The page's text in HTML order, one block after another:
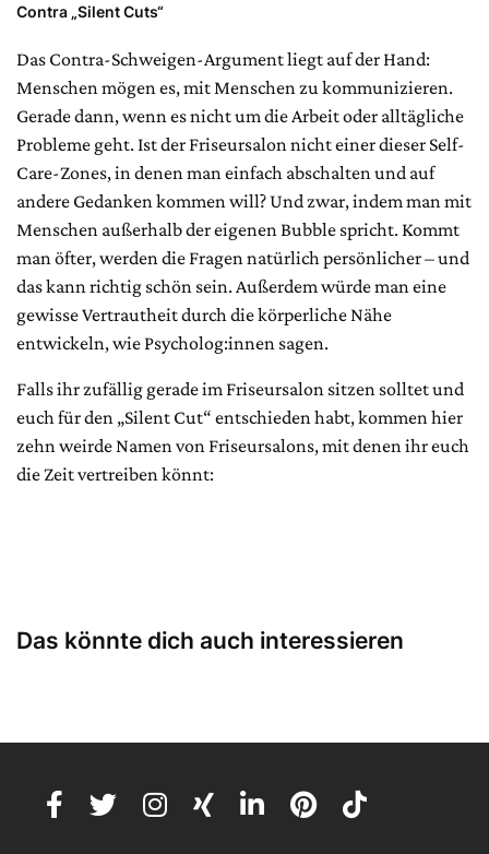
Contra „Silent Cuts“
Das Contra-Schweigen-Argument liegt auf der Hand:
Menschen mögen es, mit Menschen zu kommunizieren.
Gerade dann, wenn es nicht um die Arbeit oder alltägliche
Probleme geht. Ist der Friseursalon nicht einer dieser Self-
Care-Zones, in denen man einfach abschalten und auf
andere Gedanken kommen will? Und zwar, indem man mit
Menschen außerhalb der eigenen Bubble spricht. Kommt
man öfter, werden die Fragen natürlich persönlicher – und
das kann richtig schön sein. Außerdem würde man eine
gewisse Vertrautheit durch die körperliche Nähe
entwickeln, wie Psycholog:innen sagen.
Falls ihr zufällig gerade im Friseursalon sitzen solltet und
euch für den „Silent Cut“ entschieden habt, kommen hier
zehn weirde Namen von Friseursalons, mit denen ihr euch
die Zeit vertreiben könnt:
Das könnte dich auch interessieren